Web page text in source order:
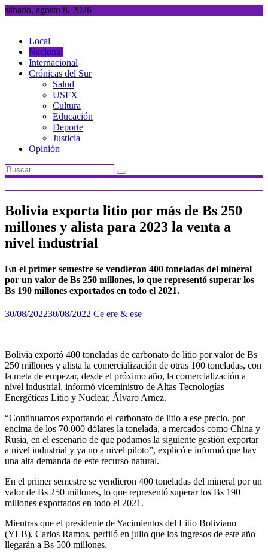
Saltar
sábado, agosto 8, 2026
Local
Nacional
Internacional
Crónicas del Sur
Salud
USFX
Cultura
Educación
Deporte
Justicia
Opinión
Bolivia exporta litio por más de Bs 250
millones y alista para 2023 la venta a
nivel industrial
En el primer semestre se vendieron 400 toneladas del mineral
por un valor de Bs 250 millones, lo que representó superar los
Bs 190 millones exportados en todo el 2021.
30/08/202230/08/2022 Ce ere & ese
Bolivia exportó 400 toneladas de carbonato de litio por valor de Bs
250 millones y alista la comercialización de otras 100 toneladas, con
la meta de empezar, desde el próximo año, la comercialización a
nivel industrial, informó viceministro de Altas Tecnologías
Energéticas Litio y Nuclear, Álvaro Arnez.
“Continuamos exportando el carbonato de litio a ese precio, por
encima de los 70.000 dólares la tonelada, a mercados como China y
Rusia, en el escenario de que podamos la siguiente gestión exportar
a nivel industrial y ya no a nivel piloto”, explicó e informó que hay
una alta demanda de este recurso natural.
En el primer semestre se vendieron 400 toneladas del mineral por un
valor de Bs 250 millones, lo que representó superar los Bs 190
millones exportados en todo el 2021.
Mientras que el presidente de Yacimientos del Litio Boliviano
(YLB), Carlos Ramos, perfiló en julio que los ingresos de este año
llegarán a Bs 500 millones.